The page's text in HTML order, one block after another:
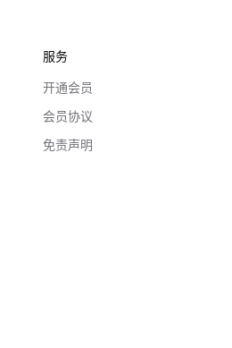
服务
开通会员
会员协议
免责声明